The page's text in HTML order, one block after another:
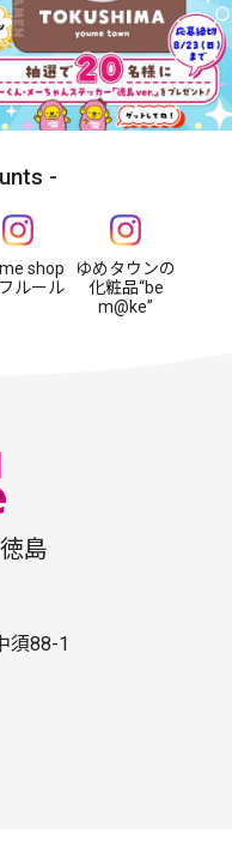
shop
フルール
ゆめタウンの
化粧品“be
m@ke”
島
須88-1